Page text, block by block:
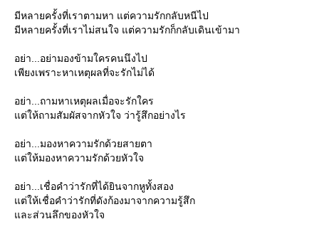
มีหลายครั้งที่เราตามหา แต่ความรักกลับหนีไป
มีหลายครั้งที่เราไม่สนใจ แต่ความรักก็กลับเดินเข้ามา
อย่า...อย่ามองข้ามใครคนนึงไป
เพียงเพราะหาเหตุผลที่จะรักไม่ได้
อย่า...ถามหาเหตุผลเมื่อจะรักใคร
ต่ให้ถามสัมผัสจากหัวใจ ว่ารู้สึกอย่างไร
อย่า...มองหาความรักด้วยสายตา
ต่ให้มองหาความรักด้วยหัวใจ
อย่า...เชื่อคำว่ารักที่ได้ยินจากหูทั้งสอง
ต่ให้เชื่อคำว่ารักที่ดังก้องมาจากความรู้สึก
ละส่วนลึกของหัวใจ